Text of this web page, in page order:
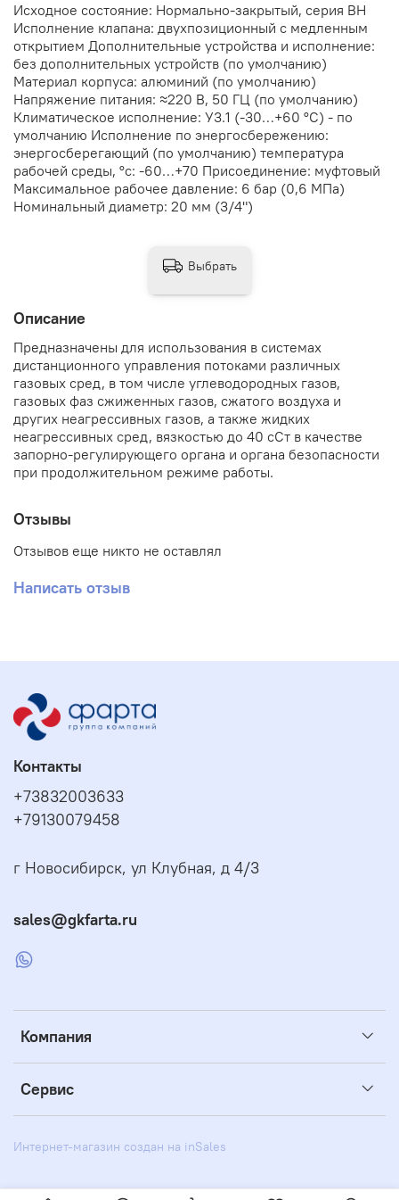
Исходное состояние: Нормально-закрытый, серия ВН
Исполнение клапана: двухпозиционный с медленным
открытием Дополнительные устройства и исполнение:
без дополнительных устройств (по умолчанию)
Материал корпуса: алюминий (по умолчанию)
Напряжение питания: ≈220 В, 50 ГЦ (по умолчанию)
Климатическое исполнение: У3.1 (-30…+60 °С) - по
умолчанию Исполнение по энергосбережению:
энергосберегающий (по умолчанию) температура
рабочей среды, °с: -60…+70 Присоединение: муфтовый
Максимальное рабочее давление: 6 бар (0,6 МПа)
Номинальный диаметр: 20 мм (3/4")
Описание
Предназначены для использования в системах
дистанционного управления потоками различных
газовых сред, в том числе углеводородных газов,
газовых фаз сжиженных газов, сжатого воздуха и
других неагрессивных газов, а также жидких
неагрессивных сред, вязкостью до 40 сСт в качестве
запорно-регулирующего органа и органа безопасности
при продолжительном режиме работы.
Отзывы
Отзывов еще никто не оставлял
Написать отзыв
Выбрать
Компания
Сервис
Контакты
+73832003633
+79130079458
г Новосибирск, ул Клубная, д 4/3
sales@gkfarta.ru
Интернет-магазин создан на inSales